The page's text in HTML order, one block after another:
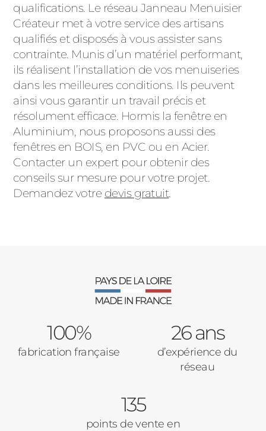
qualifications. Le réseau Janneau Menuisier
Créateur met à votre service des artisans
qualifiés et disposés à vous assister sans
contrainte. Munis d’un matériel performant,
ils réalisent l’installation de vos menuiseries
dans les meilleures conditions. Ils peuvent
ainsi vous garantir un travail précis et
résolument efficace. Hormis la fenêtre en
Aluminium, nous proposons aussi des
fenêtres en BOIS, en PVC ou en Acier.
Contacter un expert pour obtenir des
conseils sur mesure pour votre projet.
Demandez votre devis gratuit.
100%
fabrication française
26 ans
d’expérience du
réseau
135
points de vente en